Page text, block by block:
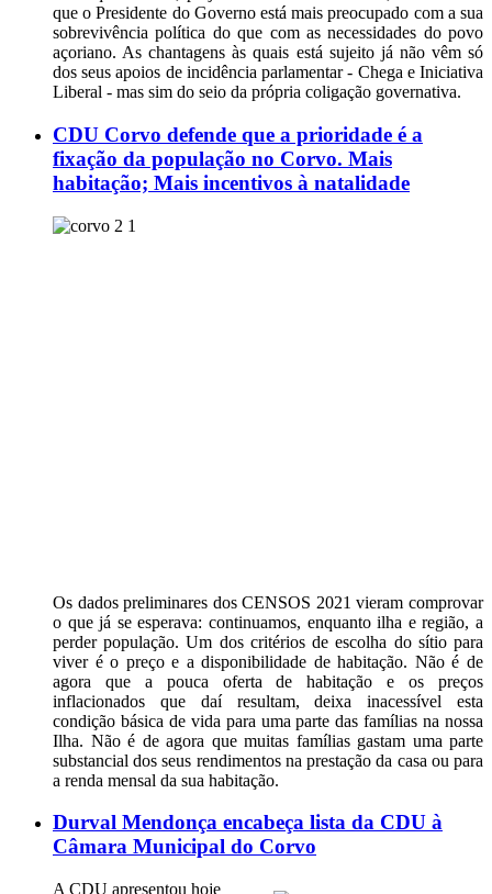
que o Presidente do Governo está mais preocupado com a sua
sobrevivência política do que com as necessidades do povo
açoriano. As chantagens às quais está sujeito já não vêm só
dos seus apoios de incidência parlamentar - Chega e Iniciativa
Liberal - mas sim do seio da própria coligação governativa.
CDU Corvo defende que a prioridade é a
fixação da população no Corvo. Mais
habitação; Mais incentivos à natalidade
Os dados preliminares dos CENSOS 2021 vieram comprovar
o que já se esperava: continuamos, enquanto ilha e região, a
perder população. Um dos critérios de escolha do sítio para
viver é o preço e a disponibilidade de habitação. Não é de
agora que a pouca oferta de habitação e os preços
inflacionados que daí resultam, deixa inacessível esta
condição básica de vida para uma parte das famílias na nossa
Ilha. Não é de agora que muitas famílias gastam uma parte
substancial dos seus rendimentos na prestação da casa ou para
a renda mensal da sua habitação.
Durval Mendonça encabeça lista da CDU à
Câmara Municipal do Corvo
A CDU apresentou hoje